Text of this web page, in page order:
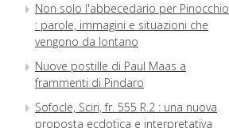
Non solo l'abbecedario per Pinocchio
: parole, immagini e situazioni che
vengono da lontano
Nuove postille di Paul Maas a
frammenti di Pindaro
Sofocle, Sciri, fr. 555 R.2 : una nuova
proposta ecdotica e interpretativa